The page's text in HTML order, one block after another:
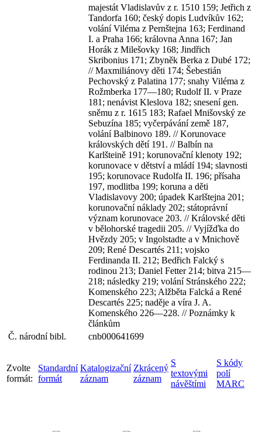
majestát Vladislavův z r. 1510 159; Jetřich z
Tandorfa 160; český dopis Ludvíkův 162;
volání Viléma z Pernštejna 163; Ferdinand
I. a Praha 166; královna Anna 167; Jan
Horák z Milešovky 168; Jindřich
Skribonius 171; Zbyněk Berka z Dubé 172;
// Maxmiliánovy děti 174; Šebestián
Pechovský z Palatina 177; snahy Viléma z
Rožmberka 177—180; Rudolf II. v Praze
181; nenávist Kleslova 182; snesení gen.
sněmu z r. 1615 183; Rafael Mnišovský ze
Sebuzína 185; vyčerpávání země 187,
volání Balbinovo 189. // Korunovace
královských dětí 191. // Balbín na
Karlšteině 191; korunovační klenoty 192;
korunovace v dětství a mládí 194; slavnosti
195; korunovace Rudolfa II. 196; přísaha
197, modlitba 199; koruna a děti
Vladislavovy 200; úpadek Karlštejna 201;
korunovační náklady 202; státoprávní
význam korunovace 203. // Královské děti
v bělohorské tragedii 205. // Vyjížďka do
Hvězdy 205; v Ingolstadte a v Mnichově
209; René Descartés 211; vojsko
Ferdinanda II. 212; Bedřich Falcký s
rodinou 213; Daniel Fetter 214; bitva 215—
218; následky 219; volání Stránského 222;
Komenského 223; Alžběta Falcká a René
Descartés 225; naděje a víra J. A.
Komenského 226—228. // Poznámky k
článkům
Č. národní bibl.
cnb000641699
Zvolte
formát:
Standardní
formát
Katalogizační
záznam
Zkrácený
záznam
S
textovými
návěštími
S kódy
polí
MARC